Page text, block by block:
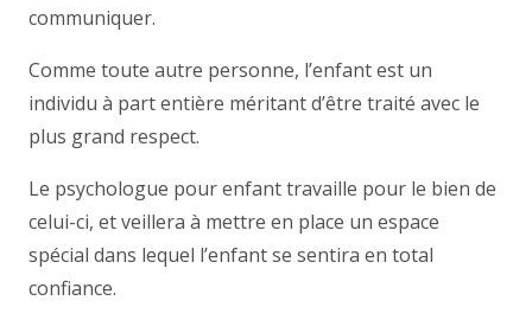
communiquer.
Comme toute autre personne, l’enfant est un
individu à part entière méritant d’être traité avec le
plus grand respect.
Le psychologue pour enfant travaille pour le bien de
celui-ci, et veillera à mettre en place un espace
spécial dans lequel l’enfant se sentira en total
confiance.